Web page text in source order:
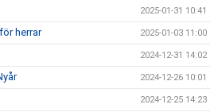
2025-01-31 10:41
herrar 2025-01-03 11:00
2024-12-31 14:02
2024-12-26 10:01
2024-12-25 14:23